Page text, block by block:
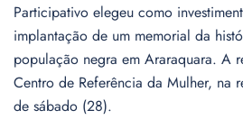
Participativo elegeu como
implantação de um memorial da
população negra em Araraquara. A
Centro de Referência da Mulher, na
de sábado (28).